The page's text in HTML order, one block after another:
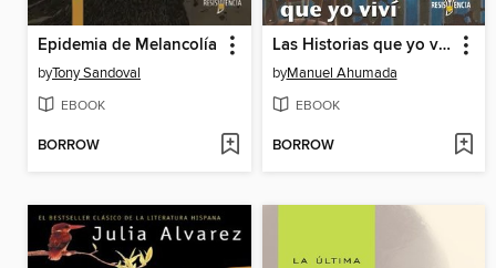
Epidemia de Melancolía
byTony Sandoval
EBOOK
BORROW
Las Historias que yo viví
byManuel Ahumada
EBOOK
BORROW